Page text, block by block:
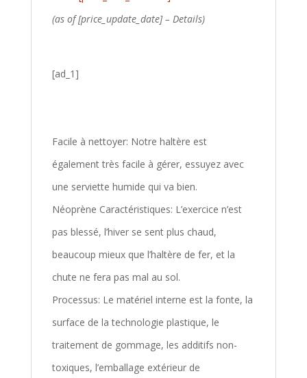
(as of [price_update_date] – Details)
[ad_1]
Facile à nettoyer: Notre haltère est
également très facile à gérer, essuyez avec
une serviette humide qui va bien.
Néoprène Caractéristiques: L’exercice n’est
pas blessé, l’hiver se sent plus chaud,
beaucoup mieux que l’haltère de fer, et la
chute ne fera pas mal au sol.
Processus: Le matériel interne est la fonte, la
surface de la technologie plastique, le
traitement de gommage, les additifs non-
toxiques, l’emballage extérieur de